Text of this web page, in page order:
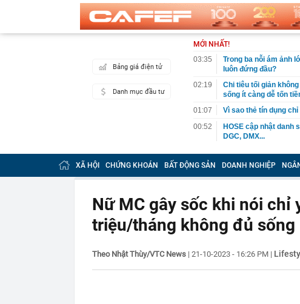
Bảng giá điện tử
Danh mục đầu tư
MỚI NHẤT!
03:35
Trong ba nỗi ám ảnh
luôn đứng đầu?
02:19
Chi tiêu tối giản
sống ít càng dễ tốn
01:07
Vì sao thẻ tín dụng
00:52
HOSE cập nhật danh
DGC, DMX...
00:12
Tiền lớn bất ngờ trở
phiếu Việt Nam chỉ
00:05
Một doanh nghiệp
00:04
Một yếu tố quan
23:40
Người đàn ông 50
sau bác sĩ hỏi: "Ông
còn 400 tỷ
23:28
Trấn Thành công bố
Bí mật được Apple
XÃ HỘI CHỨNG KHOÁN BẤT ĐỘNG SẢN DOANH NGHIỆP
Nữ MC gây sốc khi nói chỉ
triệu/tháng không đủ sống
Theo Nhật Thùy/VTC News | 21-10-2023 - 16:26 PM |